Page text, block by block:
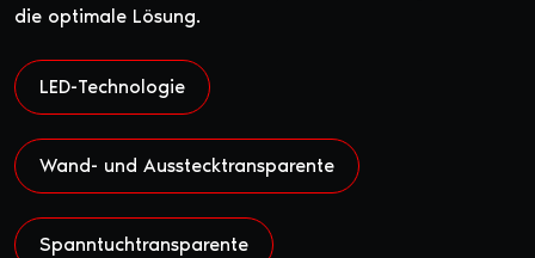
die optimale Lösung.
LED-Technologie
Wand- und Ausstecktransparente
Spanntuchtransparente